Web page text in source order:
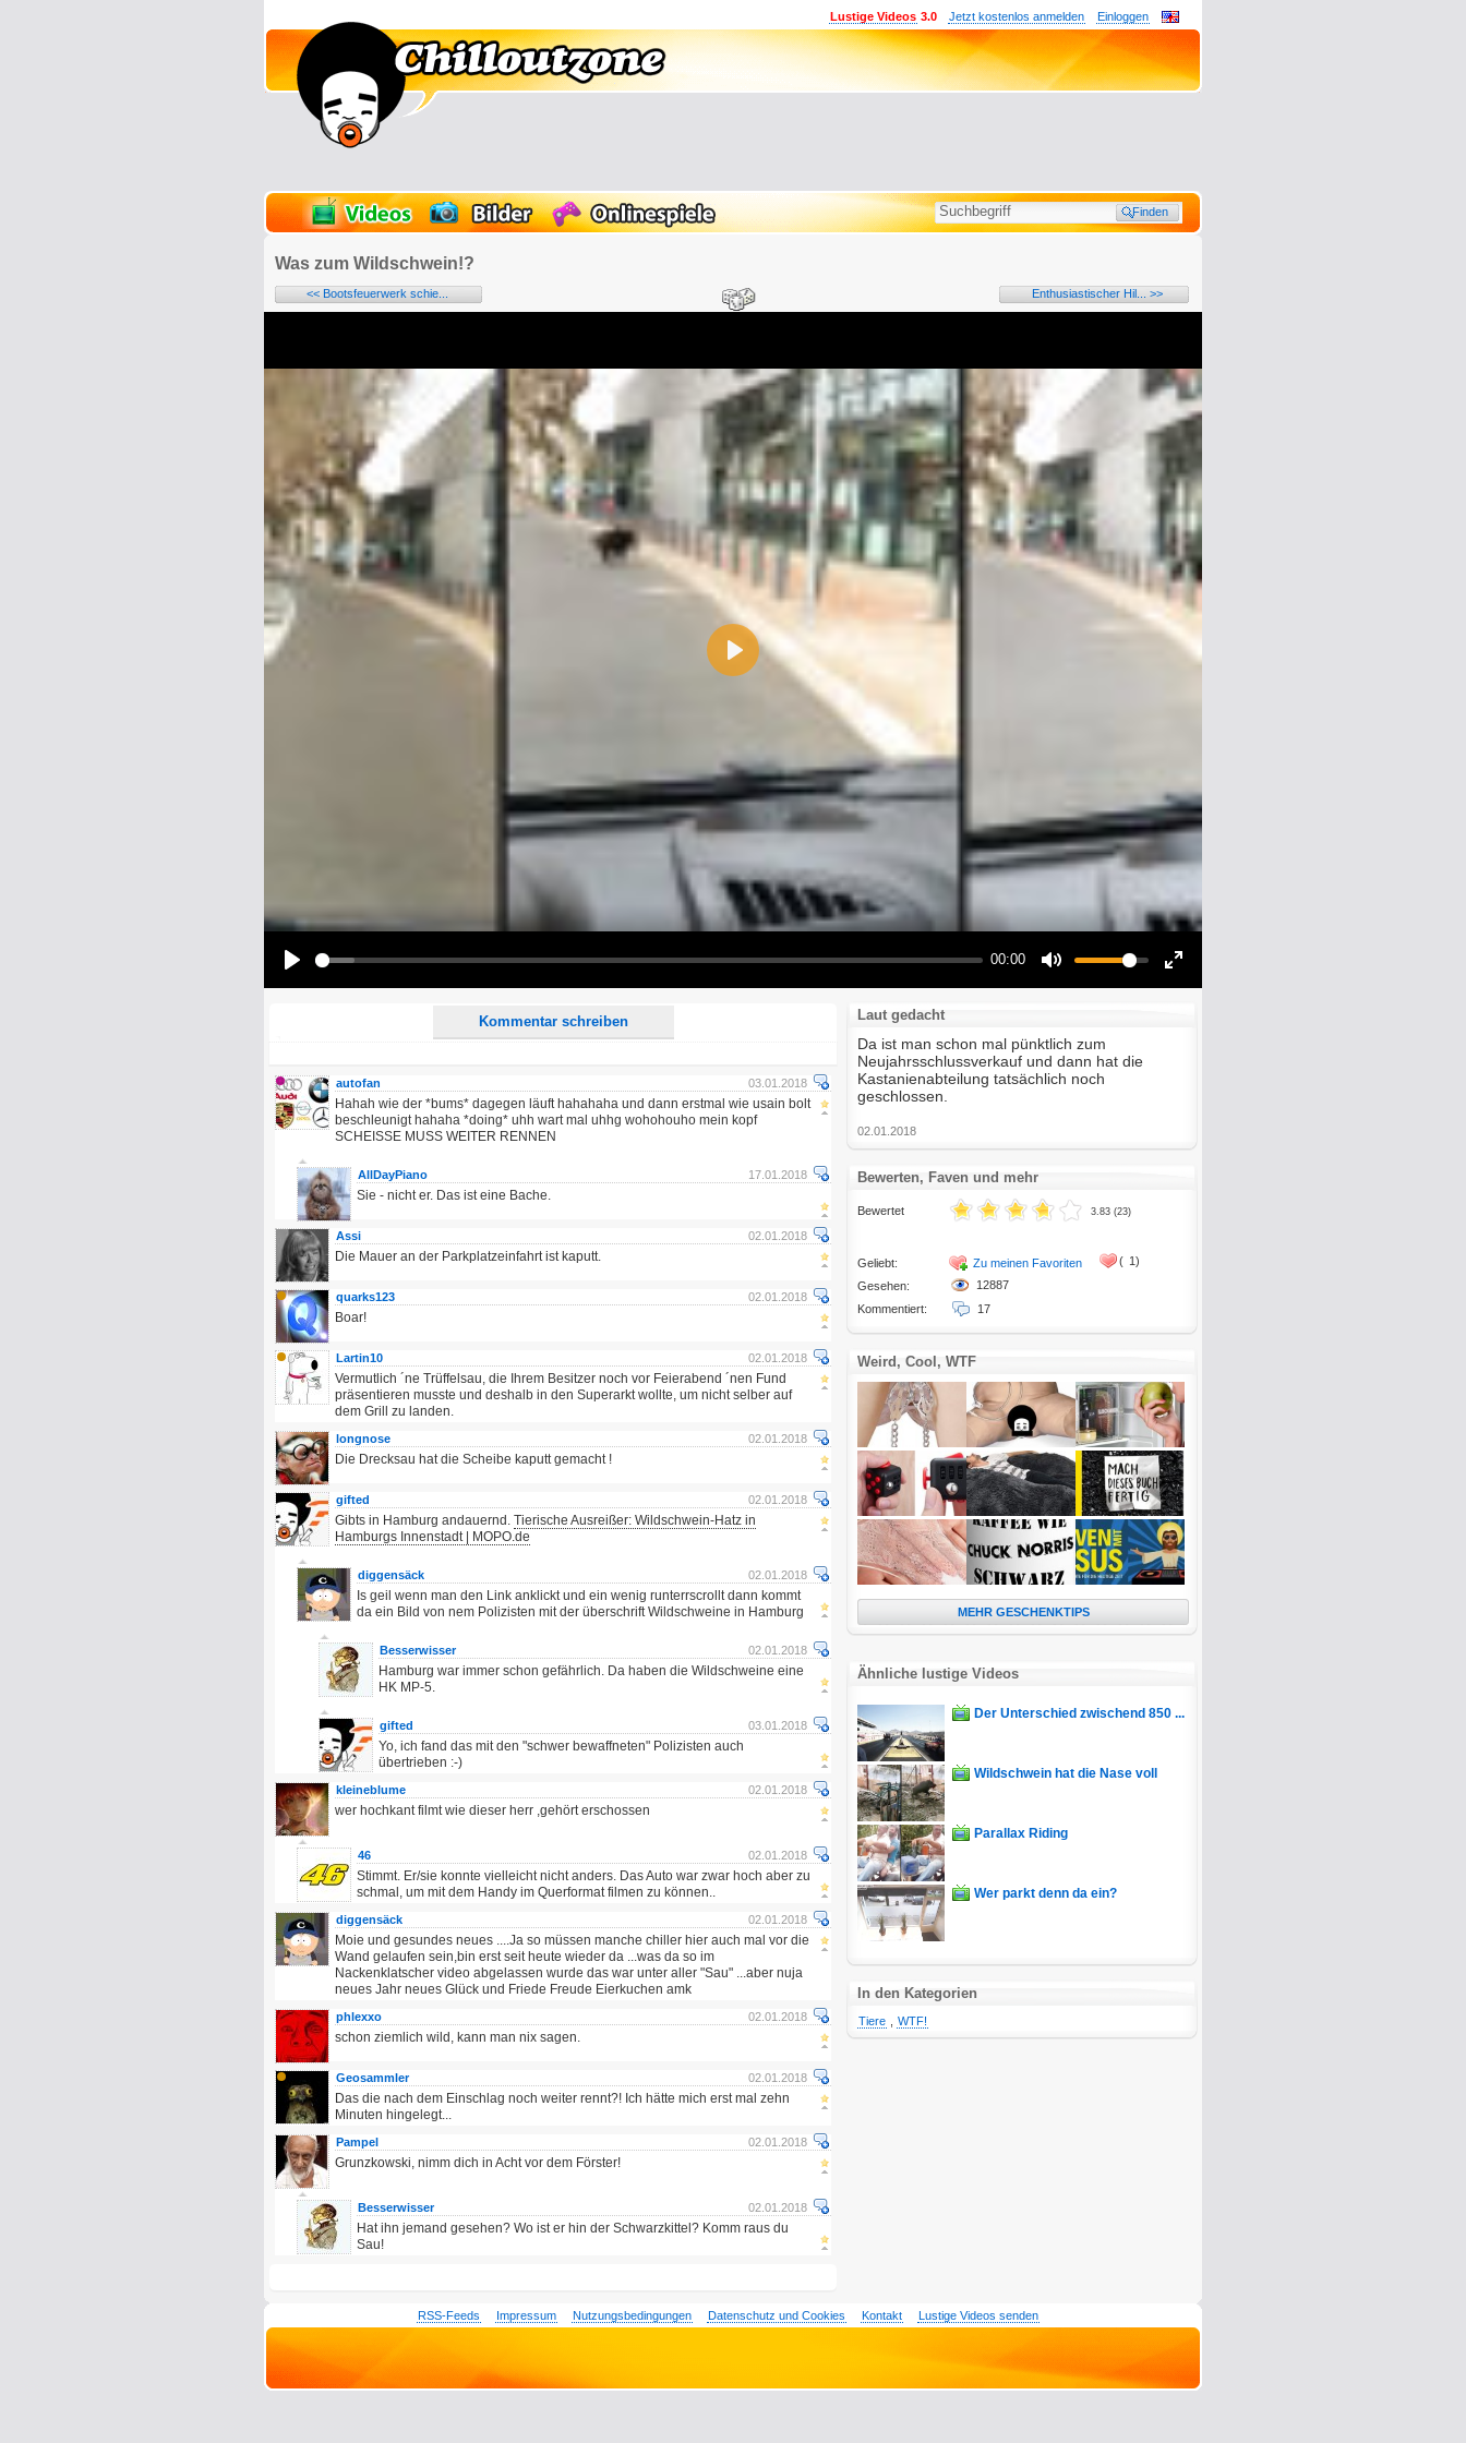
Einloggen
Jetzt kostenlos anmelden
Lustige Videos 3.0
Was zum Wildschwein!?
<< Bootsfeuerwerk schie... Enthusiastischer Hil... >>
00:00
Play
Kommentar schreiben
Alle HTML-Tags außer <br>, <strike> und <i> werden aus Deinem Kommentar entfernt.
URLs werden automatisch umgewandelt. Bitte verwende "www." oder "http://" in URLs
Ich möchte eine E-Mail, wenn auf dieser Seite weitere Kommentare erscheinen.
03.01.2018
autofan
Hahah wie der *bums* dagegen läuft hahahaha und dann erstmal wie usain bolt
beschleunigt hahaha *doing* uhh wart mal uhhg wohohouho mein kopf
SCHEISSE MUSS WEITER RENNEN
17.01.2018
AllDayPiano
Sie - nicht er. Das ist eine Bache.
02.01.2018
Assi
Die Mauer an der Parkplatzeinfahrt ist kaputt.
02.01.2018
quarks123
Boar!
02.01.2018
Lartin10
Vermutlich ´ne Trüffelsau, die Ihrem Besitzer noch vor Feierabend ´nen Fund
präsentieren musste und deshalb in den Superarkt wollte, um nicht selber auf
dem Grill zu landen.
02.01.2018
longnose
Die Drecksau hat die Scheibe kaputt gemacht !
02.01.2018
gifted
Gibts in Hamburg andauernd. Tierische Ausreißer: Wildschwein-Hatz in
Hamburgs Innenstadt | MOPO.de
02.01.2018
diggensäck
Is geil wenn man den Link anklickt und ein wenig runterrscrollt dann kommt
da ein Bild von nem Polizisten mit der überschrift Wildschweine in Hamburg
02.01.2018
Besserwisser
Hamburg war immer schon gefährlich. Da haben die Wildschweine eine
HK MP-5.
03.01.2018
gifted
Yo, ich fand das mit den "schwer bewaffneten" Polizisten auch
übertrieben :-)
02.01.2018
kleineblume
wer hochkant filmt wie dieser herr ,gehört erschossen
02.01.2018
46
Stimmt. Er/sie konnte vielleicht nicht anders. Das Auto war zwar hoch aber zu
schmal, um mit dem Handy im Querformat filmen zu können..
02.01.2018
diggensäck
Moie und gesundes neues ....Ja so müssen manche chiller hier auch mal vor die
Wand gelaufen sein,bin erst seit heute wieder da ...was da so im
Nackenklatscher video abgelassen wurde das war unter aller "Sau" ...aber nuja
neues Jahr neues Glück und Friede Freude Eierkuchen amk
02.01.2018
phlexxo
schon ziemlich wild, kann man nix sagen.
02.01.2018
Geosammler
Das die nach dem Einschlag noch weiter rennt?! Ich hätte mich erst mal zehn
Minuten hingelegt...
02.01.2018
Pampel
Grunzkowski, nimm dich in Acht vor dem Förster!
02.01.2018
Besserwisser
Hat ihn jemand gesehen? Wo ist er hin der Schwarzkittel? Komm raus du
Sau!
Laut gedacht
Da ist man schon mal pünktlich zum
Neujahrsschlussverkauf und dann hat die
Kastanienabteilung tatsächlich noch
geschlossen.
02.01.2018
Bewerten, Faven und mehr
Bewertet
Geliebt:
Gesehen:
Kommentiert:
3.83 (23)
Zu meinen Favoriten
12887
17
( 1)
Weird, Cool, WTF
MEHR GESCHENKTIPS
Ähnliche lustige Videos
Der Unterschied zwischend 850 ...
Wildschwein hat die Nase voll
Parallax Riding
Wer parkt denn da ein?
In den Kategorien
Tiere WTF!
RSS-Feeds Impressum Nutzungsbedingungen Datenschutz und Cookies Kontakt Lustige Videos senden